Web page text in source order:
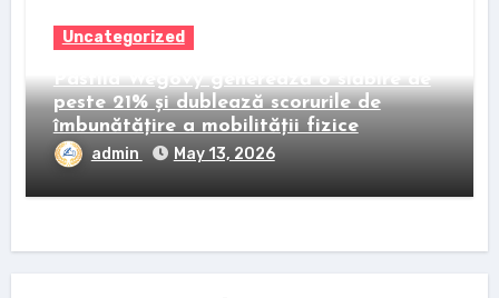
Uncategorized
Pastila Wegovy generează o slăbire de
peste 21% și dublează scorurile de
îmbunătățire a mobilității fizice
admin May 13, 2026